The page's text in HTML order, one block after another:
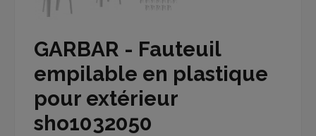
GARBAR - Fauteuil
empilable en plastique
pour extérieur
sho1032050